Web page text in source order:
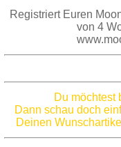
Registriert Euren
von 4
Du möchtest
Dann schau doch
Deinen